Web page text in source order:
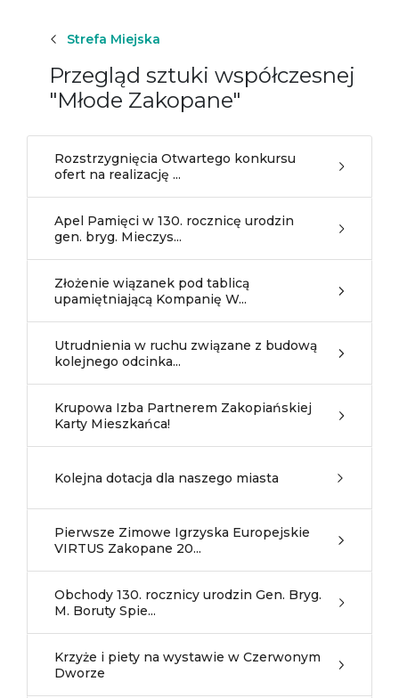
Strefa Miejska
Przegląd sztuki współczesnej
"Młode Zakopane"
Rozstrzygnięcia Otwartego konkursu
ofert na realizację ...
Apel Pamięci w 130. rocznicę urodzin
gen. bryg. Mieczys...
Złożenie wiązanek pod tablicą
upamiętniającą Kompanię W...
Utrudnienia w ruchu związane z budową
kolejnego odcinka...
Krupowa Izba Partnerem Zakopiańskiej
Karty Mieszkańca!
Kolejna dotacja dla naszego miasta
Pierwsze Zimowe Igrzyska Europejskie
VIRTUS Zakopane 20...
Obchody 130. rocznicy urodzin Gen. Bryg.
M. Boruty Spie...
Krzyże i piety na wystawie w Czerwonym
Dworze